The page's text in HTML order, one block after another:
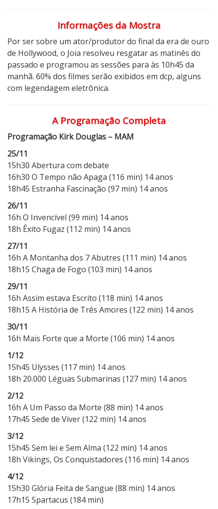
Informações da Mostra
Por ser sobre um ator/produtor do final da era de ouro
de Hollywood, o Joia resolveu resgatar as matinês do
passado e programou as sessões para às 10h45 da
manhã. 60% dos filmes serão exibidos em dcp, alguns
com legendagem eletrônica.
A Programação Completa
Programação Kirk Douglas – MAM
25/11
15h30 Abertura com debate
16h30 O Tempo não Apaga (116 min) 14 anos
18h45 Estranha Fascinação (97 min) 14 anos
26/11
16h O Invencível (99 min) 14 anos
18h Êxito Fugaz (112 min) 14 anos
27/11
16h A Montanha dos 7 Abutres (111 min) 14 anos
18h15 Chaga de Fogo (103 min) 14 anos
29/11
16h Assim estava Escrito (118 min) 14 anos
18h15 A História de Três Amores (122 min) 14 anos
30/11
16h Mais Forte que a Morte (106 min) 14 anos
1/12
15h45 Ulysses (117 min) 14 anos
18h 20.000 Léguas Submarinas (127 min) 14 anos
2/12
16h A Um Passo da Morte (88 min) 14 anos
17h45 Sede de Viver (122 min) 14 anos
3/12
15h45 Sem lei e Sem Alma (122 min) 14 anos
18h Vikings, Os Conquistadores (116 min) 14 anos
4/12
15h30 Glória Feita de Sangue (88 min) 14 anos
17h15 Spartacus (184 min)